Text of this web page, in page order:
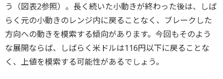
う（図表2参照）。長く続いた小動きが終わった後は、しば
らく元の小動きのレンジ内に戻ることなく、ブレークした
方向への動きを模索する傾向があります。今回もそのよう
な展開ならば、しばらく米ドルは116円以下に戻ることな
く、上値を模索する可能性があるでしょう。